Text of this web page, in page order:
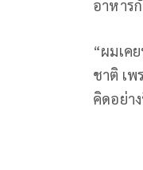
อาหาร
“ผมเค
ชาติ เพ
คิดอย่า